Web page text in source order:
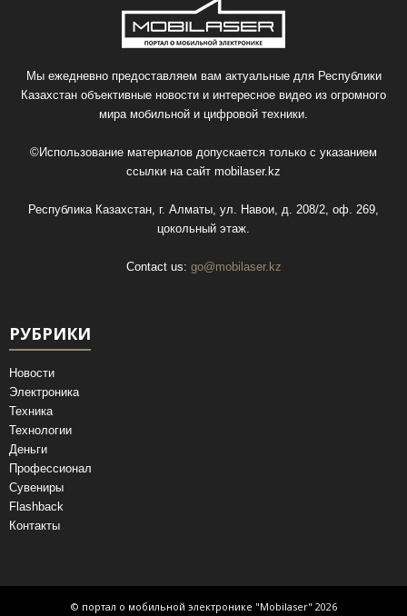
Мы ежедневно предоставляем вам актуальные для Республики
Казахстан объективные новости и интересное видео из огромного
мира мобильной и цифровой техники.
©Использование материалов допускается только с указанием
ссылки на сайт mobilaser.kz
Республика Казахстан, г. Алматы, ул. Навои, д. 208/2, оф. 269,
цокольный этаж.
Contact us: go@mobilaser.kz
РУБРИКИ
Новости
Электроника
Техника
Технологии
Деньги
Профессионал
Сувениры
Flashback
Контакты
© портал о мобильной электронике "Mobilaser" 2026